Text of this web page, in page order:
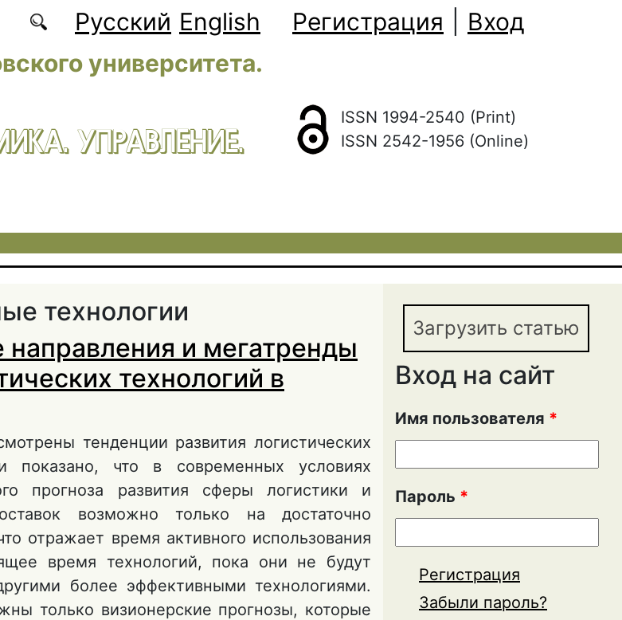
Русский English Регистрация
Вход
университета.
УПРАВЛЕНИЕ.
ISSN 1994-2540 (Print)
ISSN 2542-1956 (Online)
технологии
и мегатренды
технологий в
тенденции развития логистических
показано, что в современных условиях
прогноза развития сферы логистики и
возможно только на достаточно
отражает время активного использования
время технологий, пока они не будут
более эффективными технологиями.
только визионерские прогнозы, которые
Загрузить статью
Вход на сайт
Имя пользователя *
Пароль *
Регистрация
Забыли пароль?